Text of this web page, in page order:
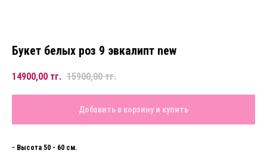
Букет белых роз 9 эвкалипт new
14900,00 тг. 15900,00 тг.
Добавить в корзину и купить
- Высота 50 - 60 см.